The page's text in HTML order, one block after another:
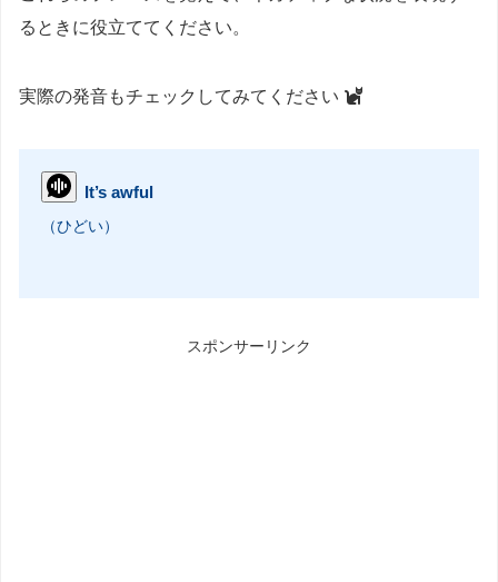
るときに役立ててください。
実際の発音もチェックしてみてください
It’s awful
（ひどい）
スポンサーリンク